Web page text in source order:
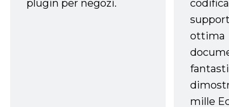
plugin per negozi.
ottima
mille